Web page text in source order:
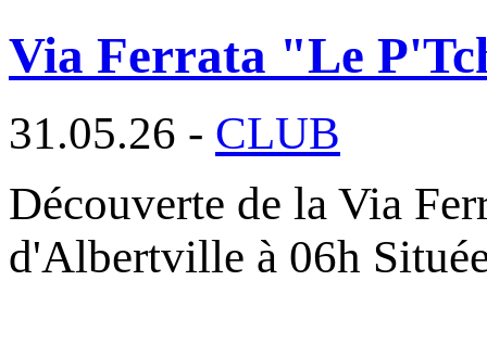
Via Ferrata "Le
31.05.26 - CLUB
Découverte de la Via
d'Albertville à 06h